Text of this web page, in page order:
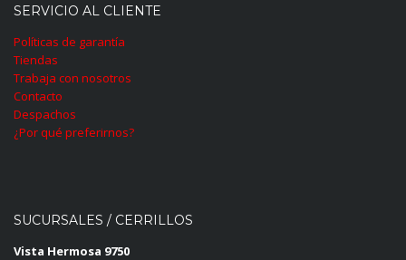
SERVICIO AL CLIENTE
Políticas de garantía
Tiendas
Trabaja con nosotros
Contacto
Despachos
¿Por qué preferirnos?
SUCURSALES / CERRILLOS
Vista Hermosa 9750